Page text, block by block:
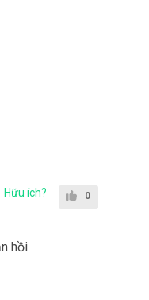
Hữu ích? 0
hồi